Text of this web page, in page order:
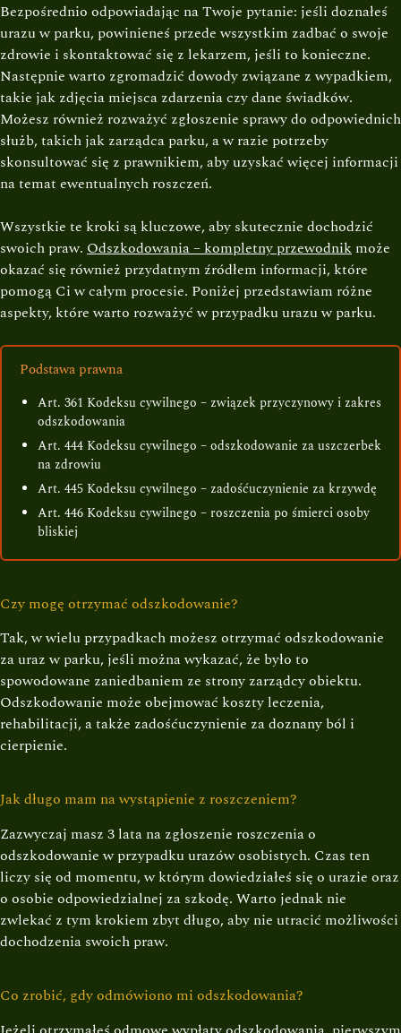
Bezpośrednio odpowiadając na Twoje pytanie: jeśli doznałeś
urazu w parku, powinieneś przede wszystkim zadbać o swoje
zdrowie i skontaktować się z lekarzem, jeśli to konieczne.
Następnie warto zgromadzić dowody związane z wypadkiem,
takie jak zdjęcia miejsca zdarzenia czy dane świadków.
Możesz również rozważyć zgłoszenie sprawy do odpowiednich
służb, takich jak zarządca parku, a w razie potrzeby
skonsultować się z prawnikiem, aby uzyskać więcej informacji
na temat ewentualnych roszczeń.
Wszystkie te kroki są kluczowe, aby skutecznie dochodzić
swoich praw. Odszkodowania – kompletny przewodnik może
okazać się również przydatnym źródłem informacji, które
pomogą Ci w całym procesie. Poniżej przedstawiam różne
aspekty, które warto rozważyć w przypadku urazu w parku.
Podstawa prawna
Art. 361 Kodeksu cywilnego – związek przyczynowy i zakres
odszkodowania
Art. 444 Kodeksu cywilnego – odszkodowanie za uszczerbek
na zdrowiu
Art. 445 Kodeksu cywilnego – zadośćuczynienie za krzywdę
Art. 446 Kodeksu cywilnego – roszczenia po śmierci osoby
bliskiej
Czy mogę otrzymać odszkodowanie?
Tak, w wielu przypadkach możesz otrzymać odszkodowanie
za uraz w parku, jeśli można wykazać, że było to
spowodowane zaniedbaniem ze strony zarządcy obiektu.
Odszkodowanie może obejmować koszty leczenia,
rehabilitacji, a także zadośćuczynienie za doznany ból i
cierpienie.
Jak długo mam na wystąpienie z roszczeniem?
Zazwyczaj masz 3 lata na zgłoszenie roszczenia o
odszkodowanie w przypadku urazów osobistych. Czas ten
liczy się od momentu, w którym dowiedziałeś się o urazie oraz
o osobie odpowiedzialnej za szkodę. Warto jednak nie
zwlekać z tym krokiem zbyt długo, aby nie utracić możliwości
dochodzenia swoich praw.
Co zrobić, gdy odmówiono mi odszkodowania?